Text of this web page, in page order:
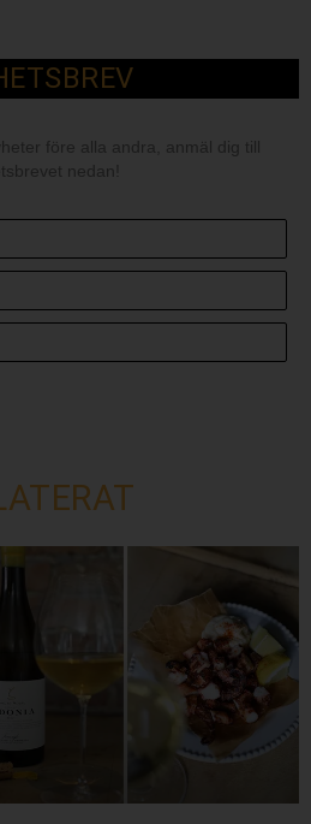
före alla andra, anmäl dig till
nedan!